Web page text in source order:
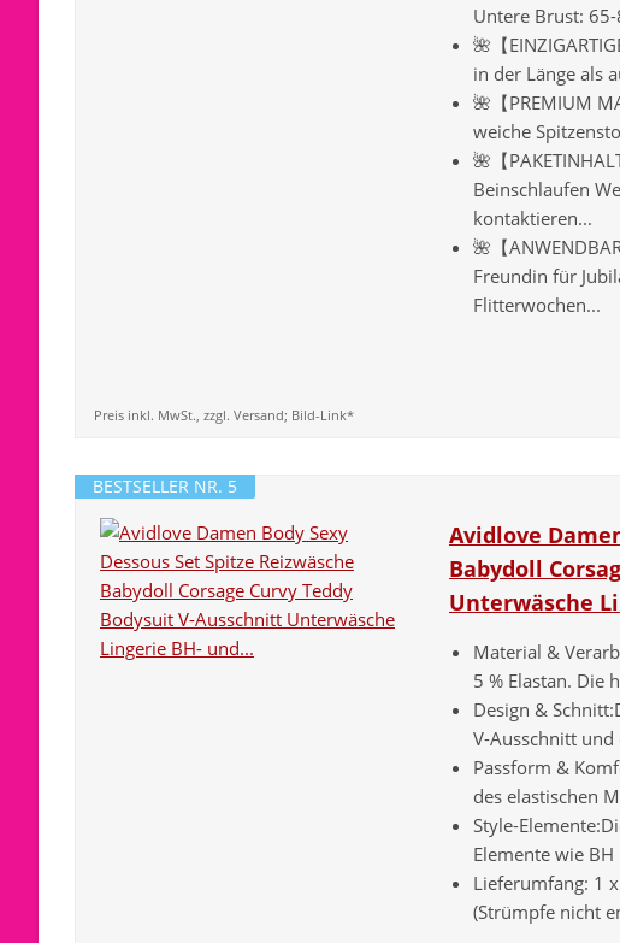
Untere Brust:
🌺【
in der Länge als
🌺【PREMIUM
weiche
🌺【
Beinschlaufen
kontaktieren...
🌺【
Freundin für
Flitterwochen...
Preis inkl. MwSt., zzgl. Versand; Bild-Link*
BESTSELLER NR. 5
Avidlove
Babydoll
Unterwäsche
Material &
5 % Elastan. Die
Design &
V-Ausschnitt
Passform &
des elastischen
Style-
Elemente wie
Lieferumfang: 1
(Strümpfe nicht